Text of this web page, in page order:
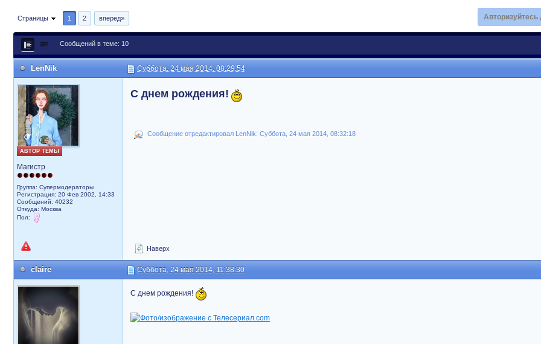
Страницы 1 2 вперед» Авторизуйтесь
Сообщений в теме: 10
LenNik Суббота, 24 мая 2014, 08:29:54
АВТОР ТЕМЫ
Магистр
Группа: Супермодераторы
Регистрация: 20 Фев 2002, 14:33
Сообщений: 40232
Откуда: Москва
Пол:
С днем рождения!
Сообщение отредактировал LenNik: Суббота, 24 мая 2014, 08:32:18
Наверх
claire Суббота, 24 мая 2014, 11:38:30
С днем рождения!